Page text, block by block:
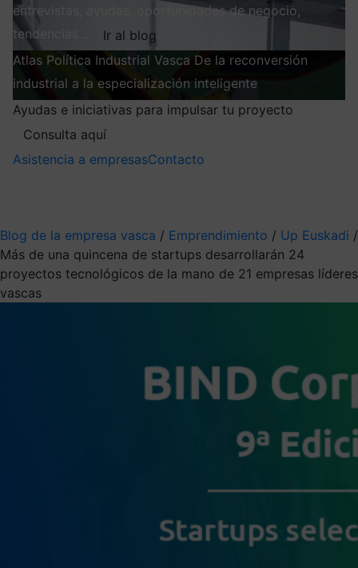
entrevistas, ayudas, oportunidades de negocio,
tendencias…
Ir al blog
Atlas Política Industrial Vasca De la reconversión
industrial a la especialización inteligente
Ayudas e iniciativas para impulsar tu proyecto
Consulta aquí
Asistencia a empresasContacto
Blog de la empresa vasca / Emprendimiento / Up Euskadi /
Más de una quincena de startups desarrollarán 24
proyectos tecnológicos de la mano de 21 empresas líderes
vascas